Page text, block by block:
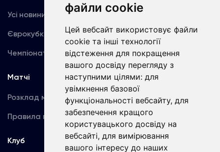
файли cookie
Цей вебсайт використовує файли
cookie та інші технології
відстеження для покращення
вашого досвіду перегляду з
наступними цілями: для
увімкнення базової
функціональності вебсайту, для
забезпечення кращого
користувацького досвіду на
вебсайті, для вимірювання
вашого інтересу до наших
Усі новини
Єврокубки
Чемпіонат України
Динамо TV
Фотогалерея
Акредитація
Матчі
Розклад матчів
Правила поведінки
Команда
Перша команда
U19
Клуб